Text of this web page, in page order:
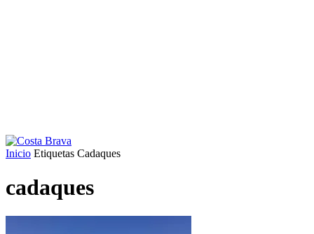
Inicio Etiquetas Cadaques
cadaques